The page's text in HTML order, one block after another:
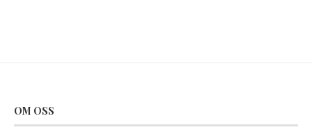
OM OSS